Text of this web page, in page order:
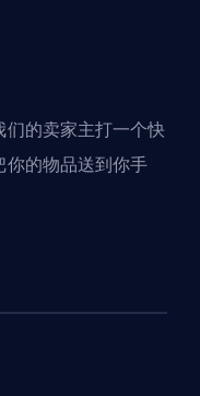
的卖家主打一个快
的物品送到你手